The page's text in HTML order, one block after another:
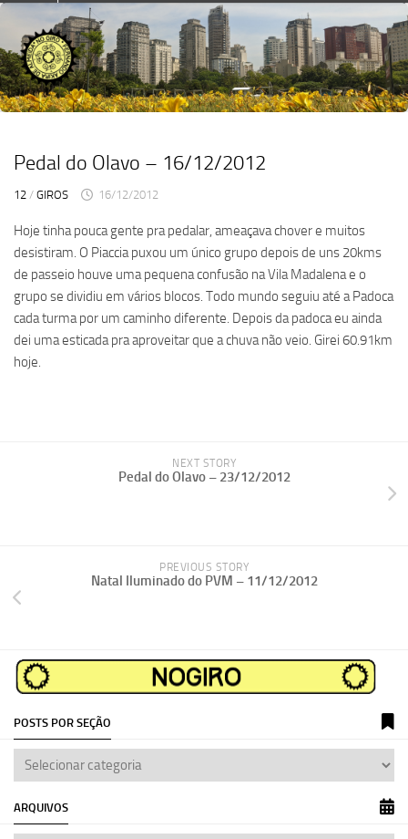
Skip
content
Pedal do Olavo – 16/12/2012
12 / GIROS 16/12/2012
Hoje tinha pouca gente pra pedalar, ameaçava chover e muitos
desistiram. O Piaccia puxou um único grupo depois de uns 20kms
de passeio houve uma pequena confusão na Vila Madalena e o
grupo se dividiu em vários blocos. Todo mundo seguiu até a Padoca
cada turma por um caminho diferente. Depois da padoca eu ainda
dei uma esticada pra aproveitar que a chuva não veio. Girei 60.91km
hoje.
NEXT STORY
Pedal do Olavo – 23/12/2012
PREVIOUS STORY
Natal Iluminado do PVM – 11/12/2012
POSTS POR SEÇÃO
ARQUIVOS